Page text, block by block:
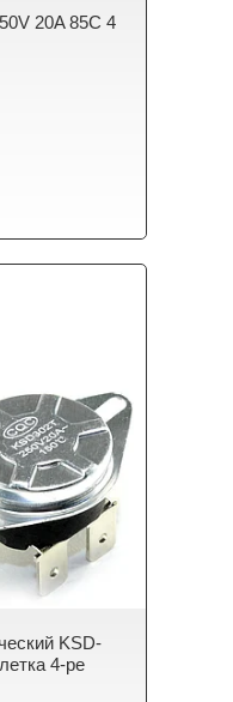
20A 85C 4
KSD-
4-ре